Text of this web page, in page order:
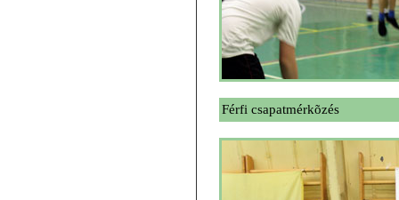
Férfi csapatmérkõzés